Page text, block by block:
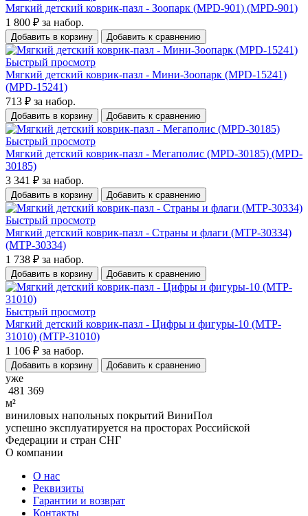
Мягкий детский коврик-пазл - Зоопарк (MPD-901) (MPD-901)
1 800 ₽ за набор.
Добавить в корзину Добавить к сравнению
Быстрый просмотр
Мягкий детский коврик-пазл - Мини-Зоопарк (MPD-15241)
(MPD-15241)
713 ₽ за набор.
Добавить в корзину Добавить к сравнению
Быстрый просмотр
Мягкий детский коврик-пазл - Мегаполис (MPD-30185) (MPD-
30185)
3 341 ₽ за набор.
Добавить в корзину Добавить к сравнению
Быстрый просмотр
Мягкий детский коврик-пазл - Страны и флаги (MTP-30334)
(MTP-30334)
1 738 ₽ за набор.
Добавить в корзину Добавить к сравнению
Быстрый просмотр
Мягкий детский коврик-пазл - Цифры и фигуры-10 (MTP-
31010) (MTP-31010)
1 106 ₽ за набор.
Добавить в корзину Добавить к сравнению
уже
481 369
м²
виниловых напольных покрытий ВиниПол
успешно эксплуатируется на просторах Российской
Федерации и стран СНГ
О компании
О нас
Реквизиты
Гарантии и возврат
Контакты